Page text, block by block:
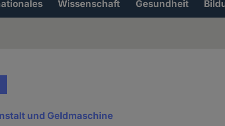
Wissenschaft Gesundheit
und Geldmaschine